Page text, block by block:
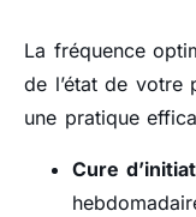
La fréquence
de l’état de votre
une pratique
Cure